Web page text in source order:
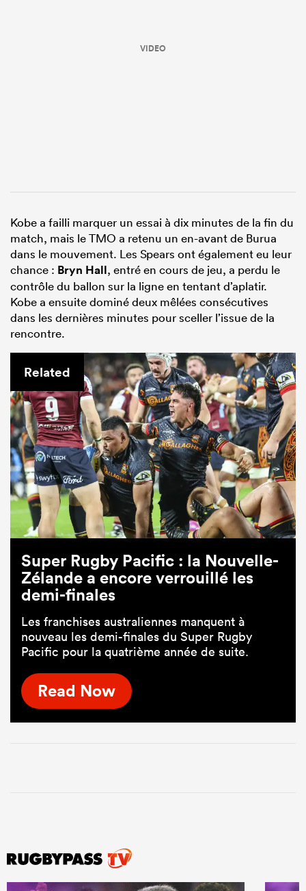
VIDEO
Kobe a failli marquer un essai à dix minutes de la fin du
match, mais le TMO a retenu un en-avant de Burua
dans le mouvement. Les Spears ont également eu leur
chance : Bryn Hall, entré en cours de jeu, a perdu le
contrôle du ballon sur la ligne en tentant d’aplatir.
Kobe a ensuite dominé deux mêlées consécutives
dans les dernières minutes pour sceller l’issue de la
rencontre.
Related
Super Rugby Pacific : la Nouvelle-
Zélande a encore verrouillé les
demi-finales
Les franchises australiennes manquent à
nouveau les demi-finales du Super Rugby
Pacific pour la quatrième année de suite.
Read Now